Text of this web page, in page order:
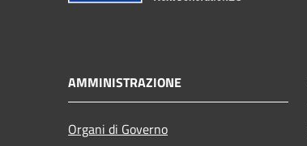
AMMINISTRAZIONE
Organi di Governo